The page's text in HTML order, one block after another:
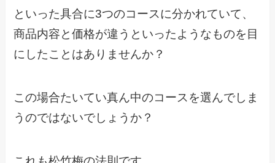
といった具合に3つのコースに分かれていて、
商品内容と価格が違うといったようなものを目
にしたことはありませんか？
この場合たいてい真ん中のコースを選んでしま
うのではないでしょうか？